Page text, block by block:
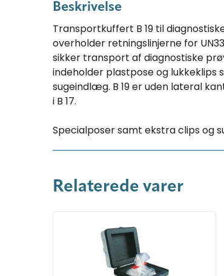
Beskrivelse
Transportkuffert B 19 til
overholder retningslinjerne for
sikker transport af diagnostiske
indeholder plastpose og
sugeindlæg. B 19 er uden lateral
i B 17.
Specialposer samt ekstra clips og
Relaterede varer